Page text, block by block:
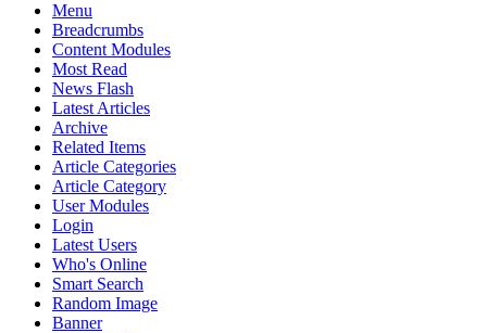
Menu
Breadcrumbs
Content Modules
Most Read
News Flash
Latest Articles
Archive
Related Items
Article Categories
Article Category
User Modules
Login
Latest Users
Who's Online
Smart Search
Random Image
Banner